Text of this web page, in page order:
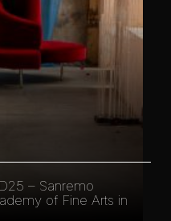
– Sanremo
of Fine Arts in